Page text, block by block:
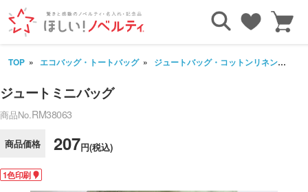
TOP エコバッグ・トートバッグ ジュートバッグ・コットンリネンバッグ
ジュートミニバッグ
商品No.RM38063
商品価格 207円(税込)
1色印刷